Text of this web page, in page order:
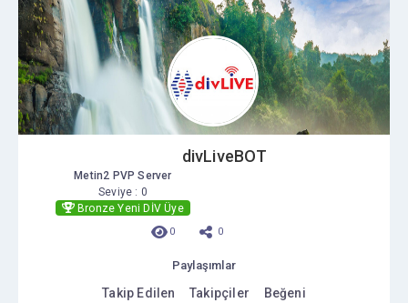
divLiveBOT
Metin2 PVP Server
Seviye : 0
Bronze Yeni DİV Üye
0 0
Paylaşımlar
Takip Edilen
Takipçiler
Beğeni